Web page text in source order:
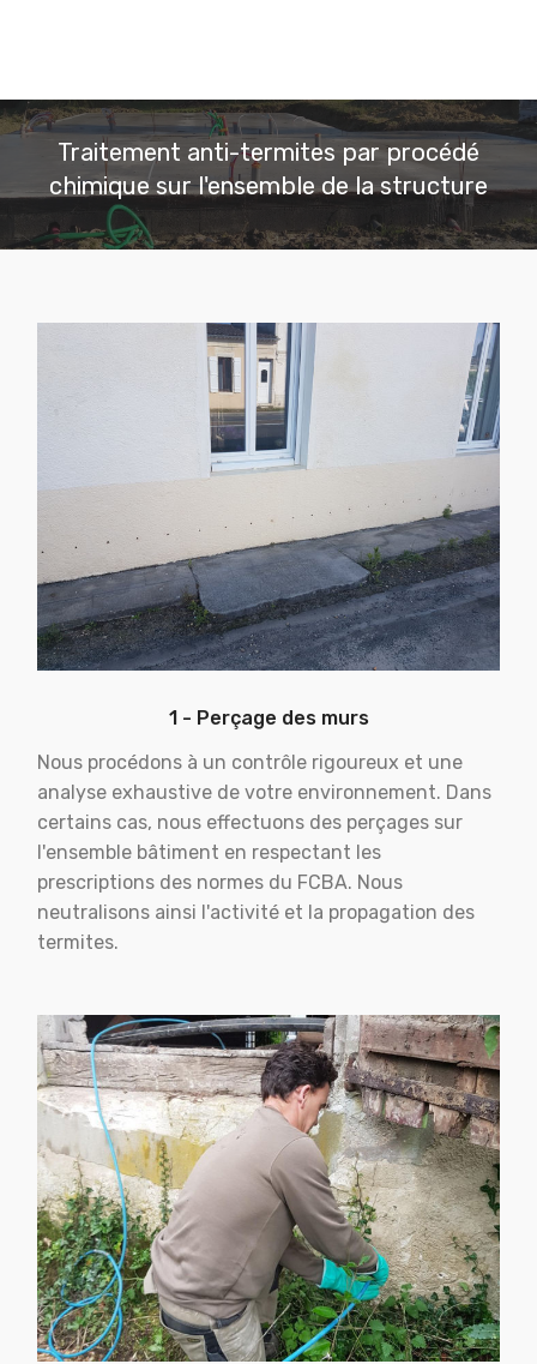
Traitement anti-termites par procédé
chimique sur l'ensemble de la structure
1 - Perçage des murs
Nous procédons à un contrôle rigoureux et une
analyse exhaustive de votre environnement. Dans
certains cas, nous effectuons des perçages sur
l'ensemble bâtiment en respectant les
prescriptions des normes du FCBA. Nous
neutralisons ainsi l'activité et la propagation des
termites.